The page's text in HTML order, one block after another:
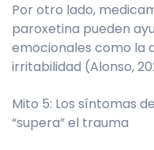
Por otro lado,
paroxetina pueden
emocionales como la
irritabilidad (Alonso,
Mito 5: Los síntomas
“supera” el trauma